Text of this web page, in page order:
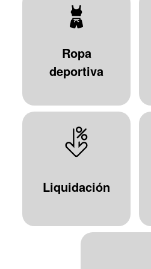
Ropa
deportiva
Liquidación